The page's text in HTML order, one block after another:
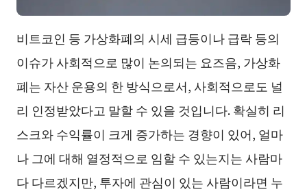
비트코인 등 가상화폐의 시세 급등이나 급락 등의
이슈가 사회적으로 많이 논의되는 요즈음, 가상화
폐는 자산 운용의 한 방식으로서, 사회적으로도 널
리 인정받았다고 말할 수 있을 것입니다. 확실히 리
스크와 수익률이 크게 증가하는 경향이 있어, 얼마
나 그에 대해 열정적으로 임할 수 있는지는 사람마
다 다르겠지만, 투자에 관심이 있는 사람이라면 누